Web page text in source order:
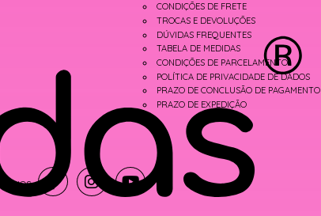
CONDIÇÕES DE FRETE
TROCAS E DEVOLUÇÕES
DÚVIDAS FREQUENTES
TABELA DE MEDIDAS
CONDIÇÕES DE PARCELAMENTO
POLÍTICA DE PRIVACIDADE DE DADOS
PRAZO DE CONCLUSÃO DE PAGAMENTO
PRAZO DE EXPEDIÇÃO